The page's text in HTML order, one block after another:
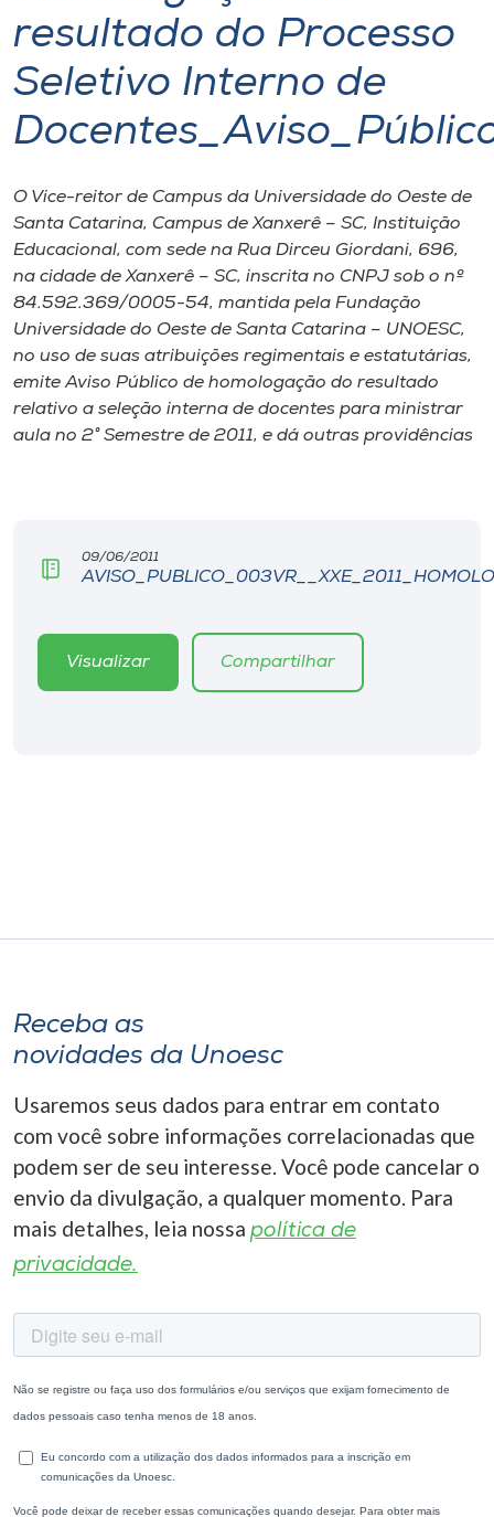
I.nova
Diplomados
CPA
Biblioteca
Editora
Rádio
Unoesc
resultado do Processo
Seletivo Interno de
O Vice-reitor de Campus da Universidade do Oeste de
Santa Catarina, Campus de Xanxerê – SC, Instituição
Educacional, com sede na Rua Dirceu Giordani, 696,
na cidade de Xanxerê – SC, inscrita no CNPJ sob o nº
84.592.369/0005-54, mantida pela Fundação
Universidade do Oeste de Santa Catarina – UNOESC,
no uso de suas atribuições regimentais e estatutárias,
emite Aviso Público de homologação do resultado
relativo a seleção interna de docentes para ministrar
aula no 2° Semestre de 2011, e dá outras providências
09/06/2011
Visualizar Compartilhar
Receba as
novidades da Unoesc
Usaremos seus dados para entrar em contato
com você sobre informações correlacionadas que
podem ser de seu interesse. Você pode cancelar o
envio da divulgação, a qualquer momento. Para
mais detalhes, leia nossa política de
privacidade.